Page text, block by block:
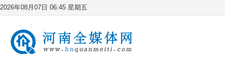
2026年08月07日 06:45 星期五